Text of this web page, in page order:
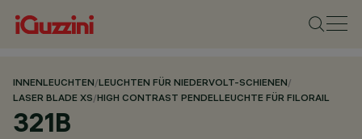
INNENLEUCHTEN/LEUCHTEN FÜR NIEDERVOLT-SCHIENEN/
LASER BLADE XS/HIGH CONTRAST PENDELLEUCHTE FÜR FILORAIL
321B